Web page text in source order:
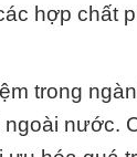
hợp chất
trong
nước.